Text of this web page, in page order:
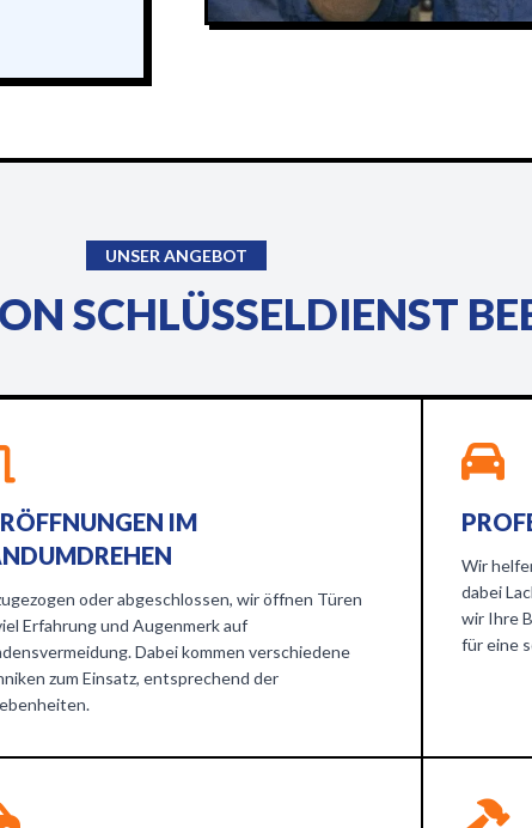
UNSER ANGEBOT
SCHLÜSSELDIENST
IM
oder abgeschlossen, wir öffnen Türen
Erfahrung und Augenmerk auf
Dabei kommen verschiedene
zum Einsatz, entsprechend der
Wir
dabei
wir Ihre
für eine